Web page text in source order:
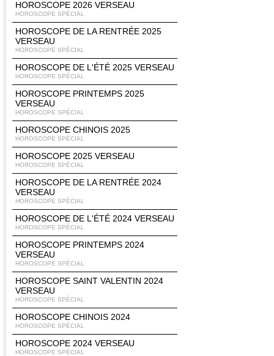
HOROSCOPE 2026 VERSEAU
HOROSCOPE SPÉCIAL
HOROSCOPE DE LA RENTRÉE 2025
VERSEAU
HOROSCOPE SPÉCIAL
HOROSCOPE DE L'ÉTÉ 2025 VERSEAU
HOROSCOPE SPÉCIAL
HOROSCOPE PRINTEMPS 2025
VERSEAU
HOROSCOPE SPÉCIAL
HOROSCOPE CHINOIS 2025
HOROSCOPE SPÉCIAL
HOROSCOPE 2025 VERSEAU
HOROSCOPE SPÉCIAL
HOROSCOPE DE LA RENTRÉE 2024
VERSEAU
HOROSCOPE SPÉCIAL
HOROSCOPE DE L'ÉTÉ 2024 VERSEAU
HOROSCOPE SPÉCIAL
HOROSCOPE PRINTEMPS 2024
VERSEAU
HOROSCOPE SPÉCIAL
HOROSCOPE SAINT VALENTIN 2024
VERSEAU
HOROSCOPE SPÉCIAL
HOROSCOPE CHINOIS 2024
HOROSCOPE SPÉCIAL
HOROSCOPE 2024 VERSEAU
HOROSCOPE SPÉCIAL